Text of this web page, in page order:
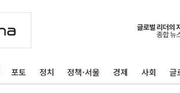
포토 정치 정책·서울 경제 사회 글